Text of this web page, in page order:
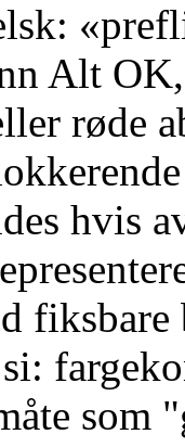
Alt
røde
hvis